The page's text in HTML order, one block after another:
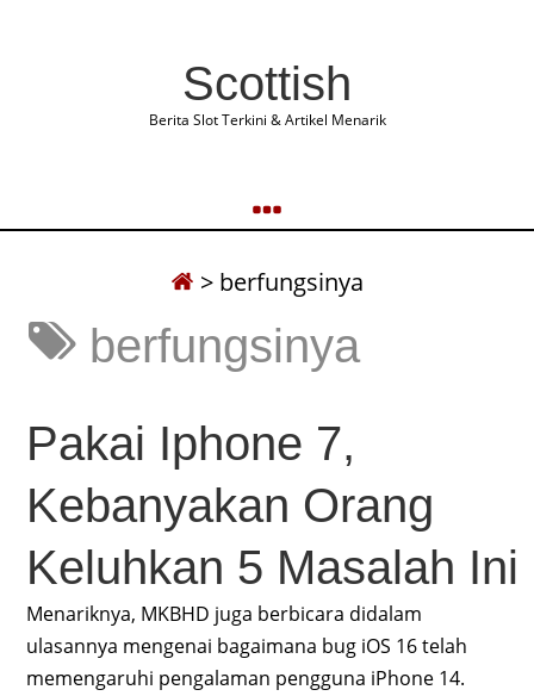
Scottish
Berita Slot Terkini & Artikel Menarik
> berfungsinya
berfungsinya
Pakai Iphone 7,
Kebanyakan Orang
Keluhkan 5 Masalah Ini
Menariknya, MKBHD juga berbicara didalam
ulasannya mengenai bagaimana bug iOS 16 telah
memengaruhi pengalaman pengguna iPhone 14.